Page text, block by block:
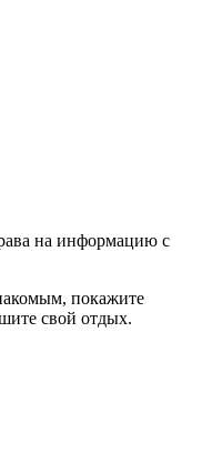
на информацию с
покажите
свой отдых.